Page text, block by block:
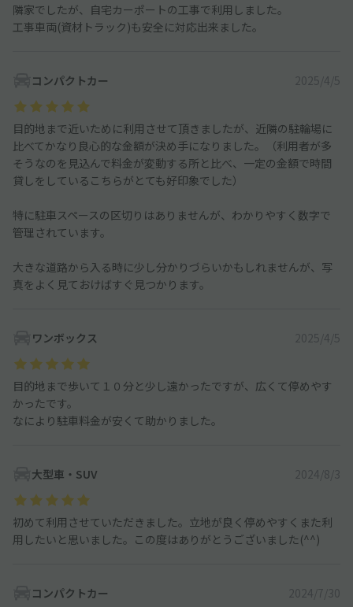
隣家でしたが、自宅カーポートの工事で利用しました。
工事車両(資材トラック)も安全に対応出来ました。
コンパクトカー 2025/4/5
目的地まで近いために利用させて頂きましたが、近隣の駐輪場に
比べてかなり良心的な金額が決め手になりました。（利用者が多
そうなのを見込んで料金が変動する所と比べ、一定の金額で時間
貸しをしているこちらがとても好印象でした）
特に駐車スペースの区切りはありませんが、わかりやすく数字で
管理されています。
大きな道路から入る時に少し分かりづらいかもしれませんが、写
真をよく見ておけばすぐ見つかります。
ワンボックス 2025/4/5
目的地まで歩いて１０分と少し遠かったですが、広くて停めやす
かったです。
なにより駐車料金が安くて助かりました。
大型車・SUV 2024/8/3
初めて利用させていただきました。立地が良く停めやすくまた利
用したいと思いました。この度はありがとうございました(^^)
コンパクトカー 2024/7/30